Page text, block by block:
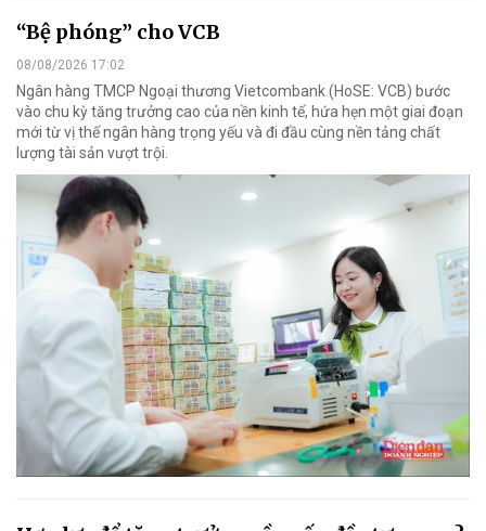
“Bệ phóng” cho VCB
08/08/2026 17:02
Ngân hàng TMCP Ngoại thương Vietcombank (HoSE: VCB) bước
vào chu kỳ tăng trưởng cao của nền kinh tế, hứa hẹn một giai đoạn
mới từ vị thế ngân hàng trọng yếu và đi đầu cùng nền tảng chất
lượng tài sản vượt trội.